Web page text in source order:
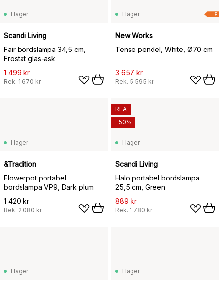
I lager
Scandi Living
Fair bordslampa 34,5 cm,
Frostat glas-ask
1 499 kr
Rek. 1 670 kr
F
I lager
New Works
Tense pendel, White, Ø70 cm
3 657 kr
Rek. 5 595 kr
I lager
&Tradition
Flowerpot portabel
bordslampa VP9, Dark plum
1 420 kr
Rek. 2 080 kr
I lager
Scandi Living
Halo portabel bordslampa
25,5 cm, Green
889 kr
Rek. 1 780 kr
REA
-50%
I lager I lager